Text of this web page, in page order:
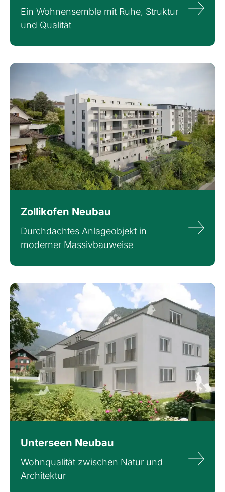
Ein Wohnensemble mit Ruhe, Struktur
und Qualität
Zollikofen Neubau
Durchdachtes Anlageobjekt in
moderner Massivbauweise
Unterseen Neubau
Wohnqualität zwischen Natur und
Architektur